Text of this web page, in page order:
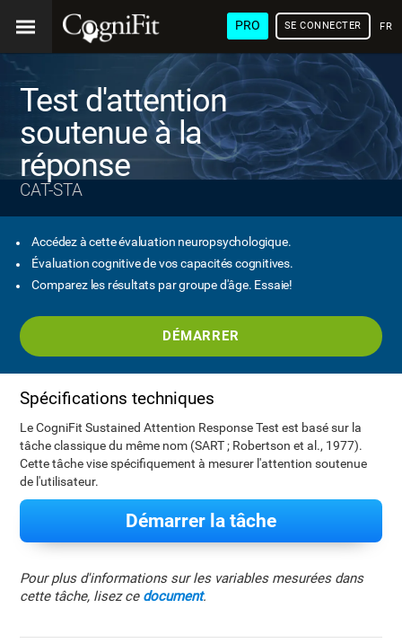
PRO SE CONNECTER
Test d'attention
soutenue à la
réponse
CAT-STA
Accédez à cette évaluation neuropsychologique.
Évaluation cognitive de vos capacités cognitives.
Comparez les résultats par groupe d'âge. Essaie!
DÉMARRER
Spécifications techniques
Le CogniFit Sustained Attention Response Test est basé sur la
tâche classique du même nom (SART ; Robertson et al., 1977).
Cette tâche vise spécifiquement à mesurer l'attention soutenue
de l'utilisateur.
Démarrer la tâche
Pour plus d'informations sur les variables mesurées dans
cette tâche, lisez ce document.